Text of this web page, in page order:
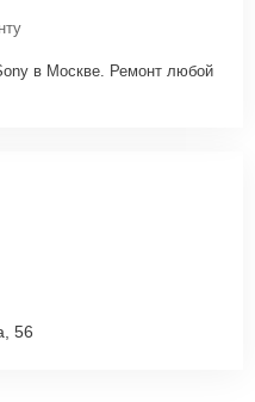
в Москве. Ремонт любой
56